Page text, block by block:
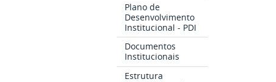
Plano de
Desenvolvimento
Institucional - PDI
Documentos
Institucionais
Estrutura